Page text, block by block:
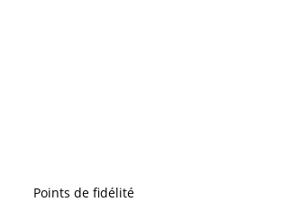
Points de fidélité